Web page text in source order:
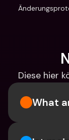
Diese hier
What